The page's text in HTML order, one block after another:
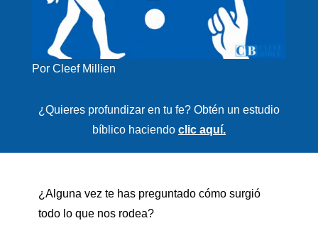
Por Cleef Millien
¿Quieres profundizar en tu fe? Obtén un estudio
bíblico haciendo clic aquí.
¿Alguna vez te has preguntado cómo surgió
todo lo que nos rodea?